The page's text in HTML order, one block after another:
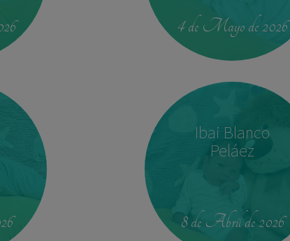
4 de Mayo de 2026
Ibai Blanco
Peláez
8 de Abril de 2026